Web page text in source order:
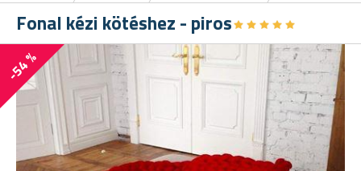
Fonal kézi kötéshez - piros★★★★★
★★★★★
-54 %